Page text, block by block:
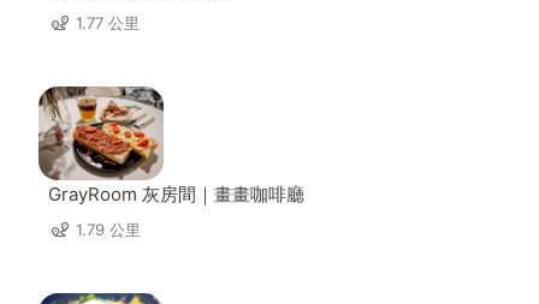
1.77 公里
GrayRoom 灰房間｜畫畫咖啡廳
1.79 公里